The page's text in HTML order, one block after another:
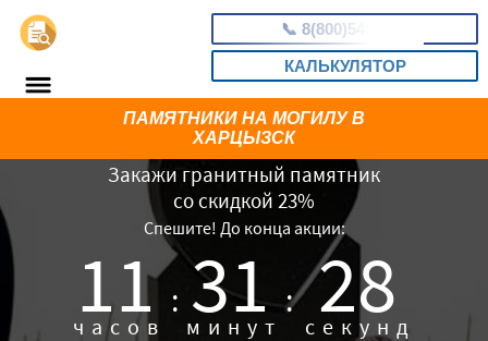
📞 8(800)5403465
КАЛЬКУЛЯТОР
Закажи гранитный памятник
со скидкой 23%
Спешите! До конца акции:
11 :
часов 31 :
минут 27
секунд
ПАМЯТНИКИ НА МОГИЛУ В
ХАРЦЫЗСК